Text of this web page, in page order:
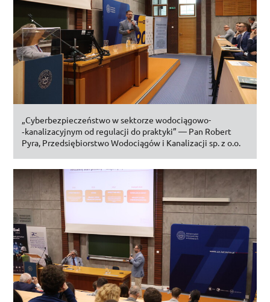
„Cyberbezpieczeństwo w sektorze wodociągowo­
‑kanalizacyjnym od regulacji do praktyki” — Pan Robert
Pyra, Przedsiębiorstwo Wodociągów i Kanalizacjisp.zo.o.